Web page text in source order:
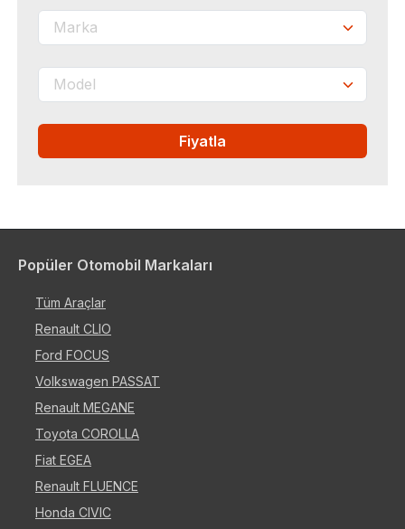
Fiyatla
Popüler Otomobil Markaları
Tüm Araçlar
Renault CLIO
Ford FOCUS
Volkswagen PASSAT
Renault MEGANE
Toyota COROLLA
Fiat EGEA
Renault FLUENCE
Honda CIVIC